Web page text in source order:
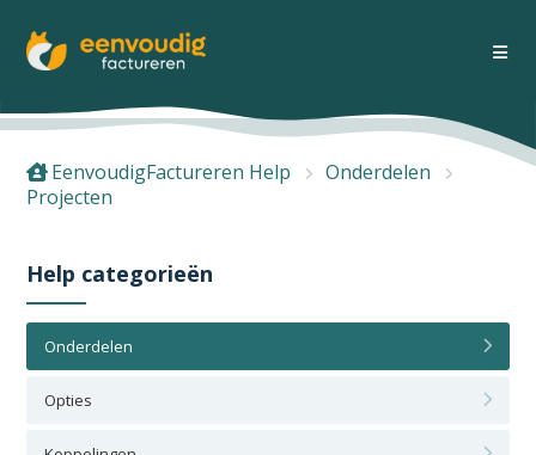
EenvoudigFactureren Help
Onderdelen
Projecten
Help categorieën
Onderdelen
Opties